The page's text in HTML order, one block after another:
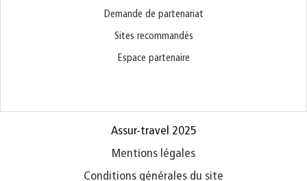
Demande de partenariat
Sites recommandés
Espace partenaire
Assur-travel 2025
Mentions légales
Conditions générales du site